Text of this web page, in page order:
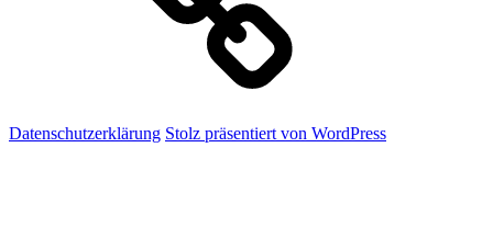
Datenschutzerklärung Stolz präsentiert von WordPress